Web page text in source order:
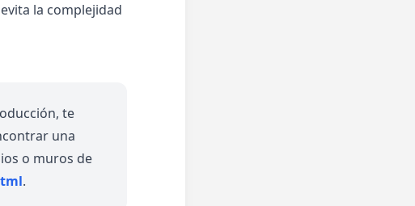
la complejidad
te
una
o muros de
.